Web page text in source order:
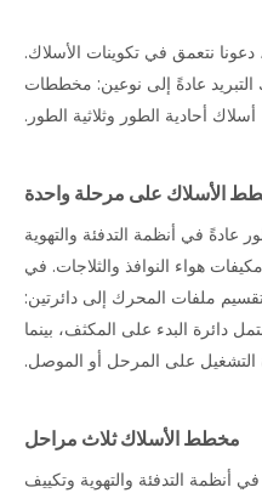
دعونا نتعمق في تكوينات الأسلاك.
عادةً إلى نوعين: مخططات
أسلاك أحادية الطور وثلاثية الطور.
الأسلاك على مرحلة واحدة
عادةً في أنظمة التدفئة والتهوية
هواء النوافذ والثلاجات. في
ملفات المحرك إلى دائرتين:
دائرة البدء على المكثف، بينما
التشغيل على المرحل أو الموصل.
مخطط الأسلاك ثلاث مراحل
أنظمة التدفئة والتهوية وتكييف